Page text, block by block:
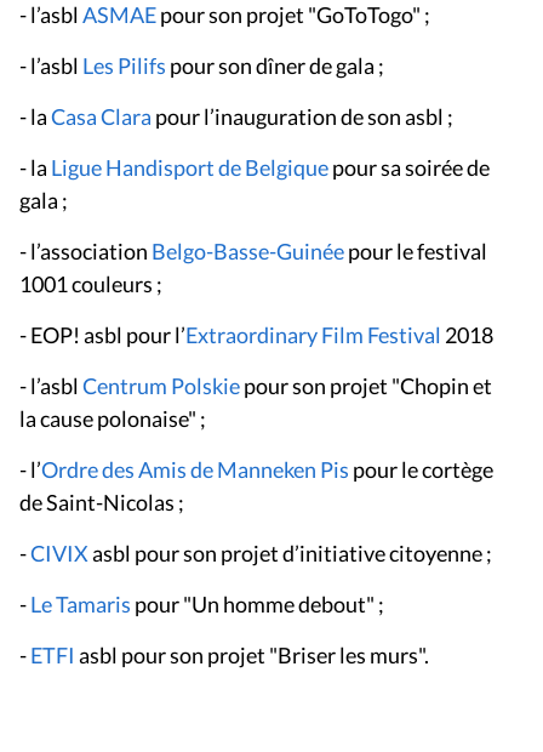
- l’asblASMAEpour son projet "GoToTogo" ;
- l’asbl Les Pilifs pour son dîner de gala ;
- laCasa Clara pour l’inauguration de son asbl ;
- la Ligue Handisport de Belgiquepour sa soirée de
gala ;
- l’association Belgo-Basse-Guinéepour le festival
1001 couleurs ;
- EOP! asbl pour l’Extraordinary Film Festival 2018
- l’asblCentrum Polskiepour son projet "Chopin et
la cause polonaise" ;
- l’Ordre des Amis de Manneken Pis pour le cortège
de Saint-Nicolas ;
-CIVIXasbl pour son projet d’initiative citoyenne ;
-Le Tamaris pour "Un homme debout" ;
-ETFI asbl pour son projet "Briser les murs".